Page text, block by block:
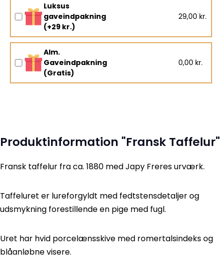
Luksus
gaveindpakning
(+29 kr.)
29,00 kr.
Alm.
Gaveindpakning
(Gratis)
0,00 kr.
Produktinformation "Fransk Taffelur"
Fransk taffelur fra ca. 1880 med Japy Freres urværk.
Taffeluret er lureforgyldt med fedtstensdetaljer og
udsmykning forestillende en pige med fugl.
Uret har hvid porcelænsskive med romertalsindeks og
blåanløbne visere.